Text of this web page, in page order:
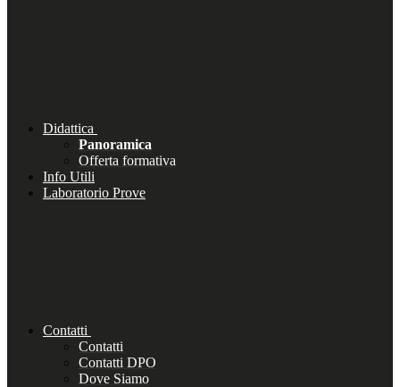
Didattica
Panoramica
Offerta formativa
Info Utili
Laboratorio Prove
Contatti
Contatti
Contatti DPO
Dove Siamo